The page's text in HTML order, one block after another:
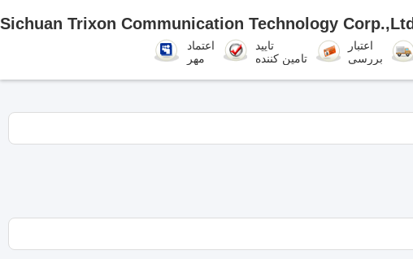
Sichuan Trixon Communication Technology Corp.,Ltd
اعتماد
مهر
تایید
تامین کننده
اعتبار
بررسی